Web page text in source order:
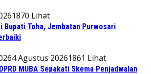
1870 Lihat
Bupati Toha, Jembatan Purwosari
4 Agustus 20261861 Lihat
MUBA Sepakati Skema Penjadwalan